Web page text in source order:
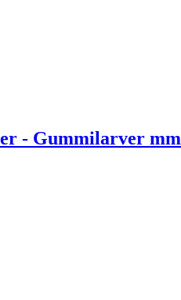
- Gummilarver mm